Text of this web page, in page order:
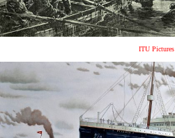
ITU Pictures